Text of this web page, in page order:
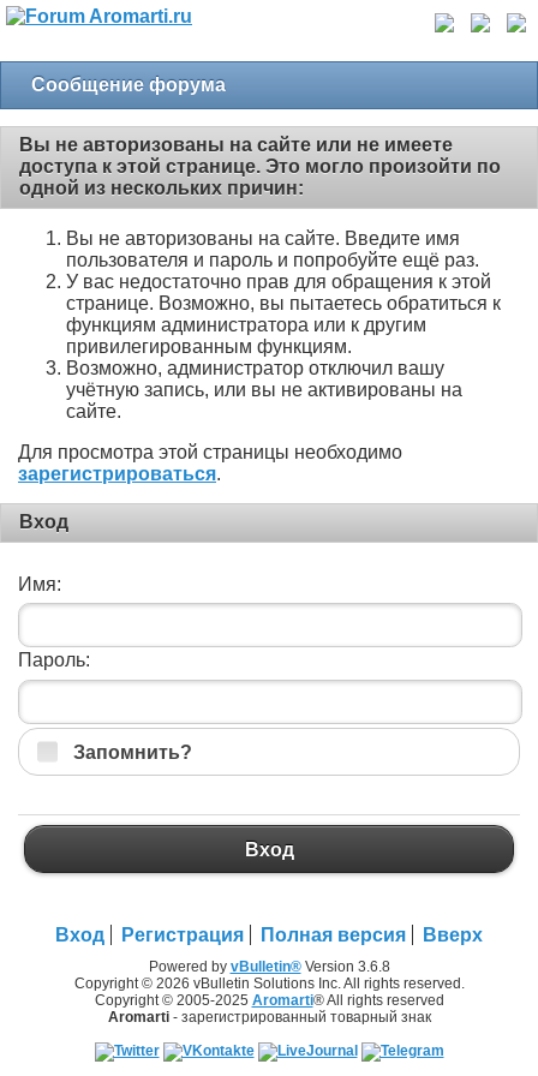
Сообщение форума
Вы не авторизованы на сайте или не имеете
доступа к этой странице. Это могло произойти по
одной из нескольких причин:
Вы не авторизованы на сайте. Введите имя
пользователя и пароль и попробуйте ещё раз.
У вас недостаточно прав для обращения к этой
странице. Возможно, вы пытаетесь обратиться к
функциям администратора или к другим
привилегированным функциям.
Возможно, администратор отключил вашу
учётную запись, или вы не активированы на
сайте.
Для просмотра этой страницы необходимо
зарегистрироваться.
Вход
Имя:
Пароль:
Запомнить?
Вход
Вход Регистрация Полная версия Вверх
Powered by vBulletin®Version 3.6.8
Copyright © 2026 vBulletin Solutions Inc. All rights reserved.
Copyright © 2005-2025 Aromarti® All rights reserved
Aromarti- зарегистрированный товарный знак